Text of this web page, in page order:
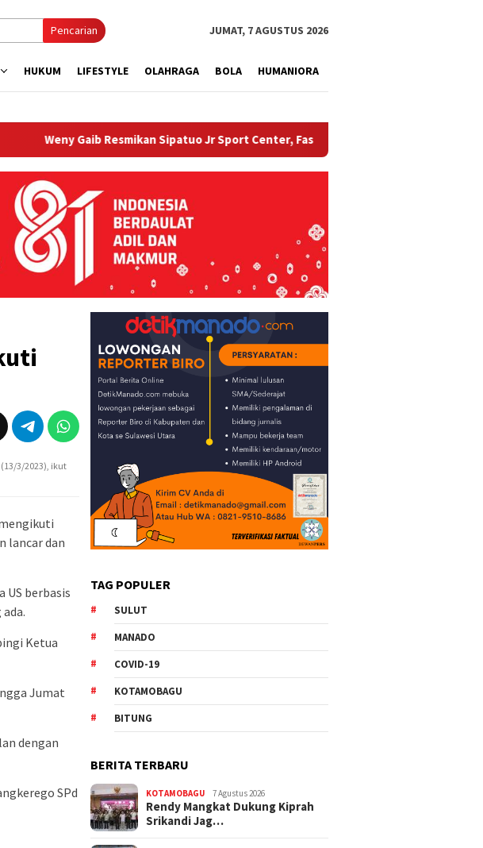
Pencarian JUMAT, 7 AGUSTUS 2026
HUKUM LIFESTYLE OLAHRAGA BOLA HUMANIORA
Resmikan Sipatuo Jr Sport Center, Fasilitas Olahraga Modern di Kotamobagu
3/2023), ikut
lancar dan
US berbasis
Ketua
Jumat
dengan
SPd
TAG POPULER
SULUT
MANADO
COVID-19
KOTAMOBAGU
BITUNG
BERITA TERBARU
KOTAMOBAGU 7 Agustus 2026
Rendy Mangkat Dukung Kiprah
Srikandi Jag…